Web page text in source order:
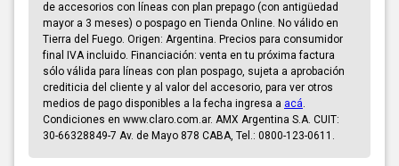
de accesorios con líneas con plan prepago (con antigüedad
mayor a 3 meses) o pospago en Tienda Online. No válido en
Tierra del Fuego. Origen: Argentina. Precios para consumidor
final IVA incluido. Financiación: venta en tu próxima factura
sólo válida para líneas con plan pospago, sujeta a aprobación
crediticia del cliente y al valor del accesorio, para ver otros
medios de pago disponibles a la fecha ingresa a acá.
Condiciones en www.claro.com.ar. AMX Argentina S.A. CUIT:
30-66328849-7 Av. de Mayo 878 CABA, Tel.: 0800-123-0611.